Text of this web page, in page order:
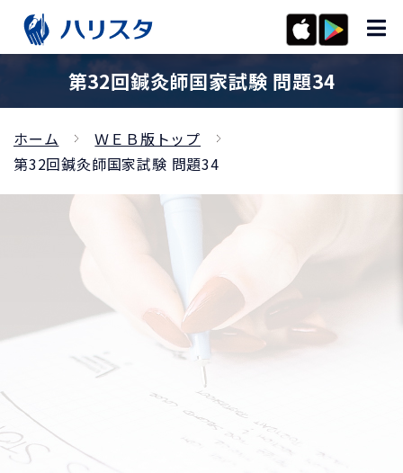
第32回鍼灸師国家試験 問題34
ホーム
ＷＥＢ版トップ
第32回鍼灸師国家試験 問題34